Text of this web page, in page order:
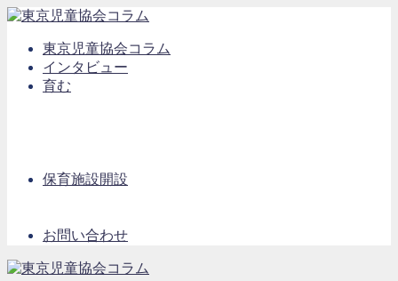
東京児童協会コラム
インタビュー
育む
保育施設開設
お問い合わせ